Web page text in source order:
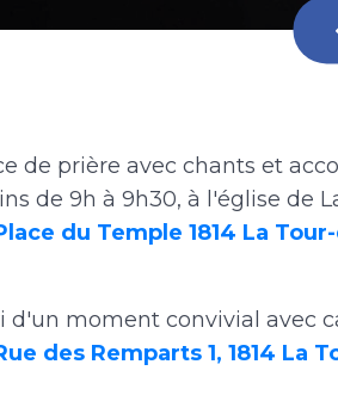
de prière avec chants et
de 9h à 9h30, à l'église de
du Temple 1814 La
d'un moment convivial avec
des Remparts 1, 1814 La